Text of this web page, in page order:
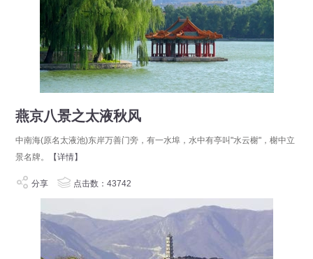
燕京八景之太液秋风
中南海(原名太液池)东岸万善门旁，有一水埠，水中有亭叫"水云榭"，榭中立
景名牌。
【详情】
分享 点击数：43742